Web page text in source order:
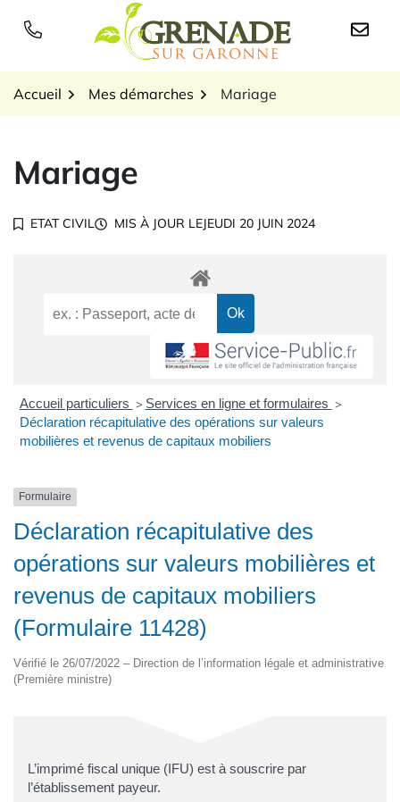
Logo Grenade sur
Accueil Mes démarches Mariage
Mariage
ETAT CIVIL MIS À JOUR LEJEUDI 20 JUIN 2024
Accueil particuliers > Services en ligne et formulaires >
Déclaration récapitulative des opérations sur valeurs
mobilières et revenus de capitaux mobiliers
Formulaire
Déclaration récapitulative des
opérations sur valeurs mobilières et
revenus de capitaux mobiliers
(Formulaire 11428)
Vérifié le 26/07/2022 – Direction de l’information légale et administrative
(Première ministre)
L’imprimé fiscal unique (IFU) est à souscrire par
l’établissement payeur.